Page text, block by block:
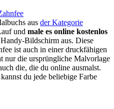
aus der Kategorie
und male es online kostenlos
Bildschirm aus. Diese
ist auch in einer druckfähigen
nur die ursprüngliche Malvorlage
die, die du online ausmalst.
kannst du jede beliebige Farbe